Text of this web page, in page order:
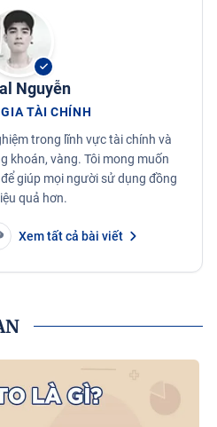
Nguyễn
TÀI CHÍNH
trong lĩnh vực tài chính và
khoán, vàng. Tôi mong muốn
giúp mọi người sử dụng đồng
quả hơn.
Xem tất cả bài viết